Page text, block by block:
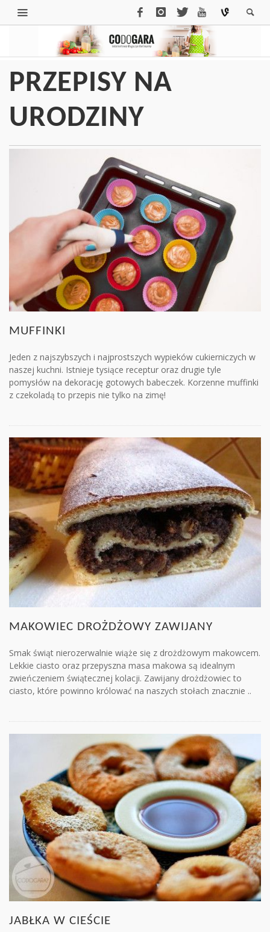
PRZEPISY NA
URODZINY
MUFFINKI
Jeden z najszybszych i najprostszych wypieków cukierniczych w
naszej kuchni. Istnieje tysiące receptur oraz drugie tyle
pomysłów na dekorację gotowych babeczek. Korzenne muffinki
z czekoladą to przepis nie tylko na zimę!
MAKOWIEC DROŻDŻOWY ZAWIJANY
Smak świąt nierozerwalnie wiąże się z drożdżowym makowcem.
Lekkie ciasto oraz przepyszna masa makowa są idealnym
zwieńczeniem świątecznej kolacji. Zawijany drożdżowiec to
ciasto, które powinno królować na naszych stołach znacznie ..
JABŁKA W CIEŚCIE